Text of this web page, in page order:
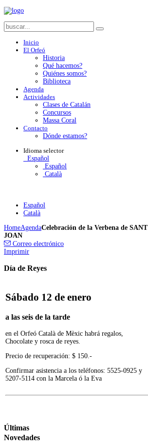
Inicio
El Orfeó
Historia
Qué hacemos?
Quiénes somos?
Biblioteca
Agenda
Actividades
Clases de Catalán
Concursos
Massa Coral
Contacto
Dónde estamos?
Idioma selector
Español
Español
Català
Español
Català
HomeAgendaCelebración de la Verbena de SANT
JOAN
Correo electrónico
Imprimir
Día de Reyes
Sábado 12 de enero
a las seis de la tarde
en el Orfeó Català de Mèxic habrá regalos,
Chocolate y rosca de reyes.
Precio de recuperación: $ 150.-
Confirmar asistencia a los teléfonos: 5525-0925 y
5207-5114 con la Marcela ó la Eva
Últimas
Novedades